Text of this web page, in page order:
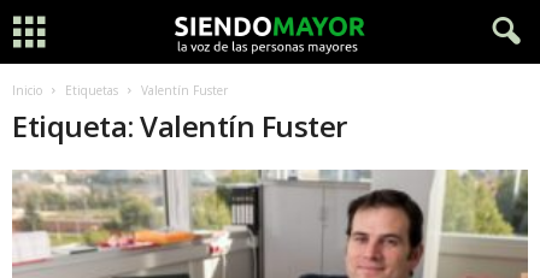
Inicio Etiquetas Valentín Fuster
Etiqueta: Valentín Fuster